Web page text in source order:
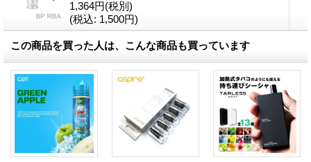
1,364円(税別)
(税込: 1,500円)
この商品を買った人は、こんな商品も買っています